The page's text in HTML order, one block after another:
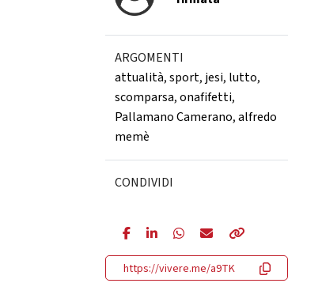
ARGOMENTI
attualità,sport, jesi, lutto,
scomparsa,onafifetti,
Pallamano Camerano,alfredo
memè
CONDIVIDI
https://vivere.me/a9TK